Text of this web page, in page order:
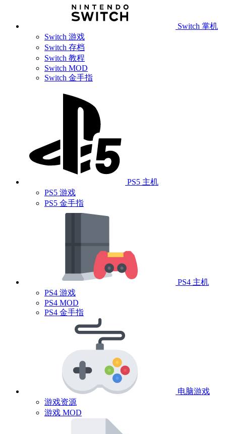
Switch 掌机
Switch 游戏
Switch 存档
Switch 教程
Switch MOD
Switch 金手指
PS5 主机
PS5 游戏
PS5 金手指
PS4 主机
PS4 游戏
PS4 MOD
PS4 金手指
电脑游戏
游戏资源
游戏 MOD